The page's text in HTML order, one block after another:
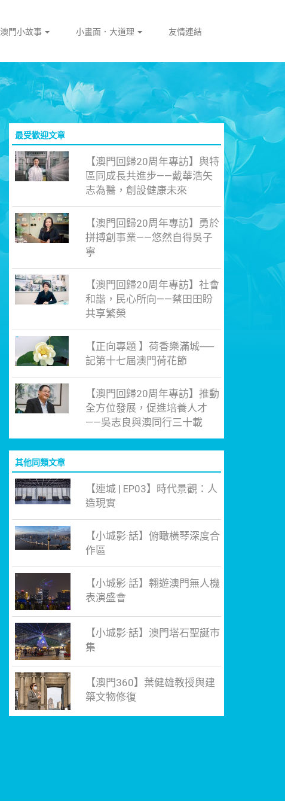
澳門小故事 小畫面．大道理 友情連結
最受歡迎文章
【澳門回歸20周年專訪】與特
區同成長共進步——戴華浩矢
志為醫，創設健康未來
【澳門回歸20周年專訪】勇於
拼搏創事業——悠然自得吳子
寧
【澳門回歸20周年專訪】社會
和諧，民心所向——蔡田田盼
共享繁榮
【正向專題 】荷香樂滿城──
記第十七屆澳門荷花節
【澳門回歸20周年專訪】推動
全方位發展，促進培養人才
——吳志良與澳同行三十載
其他同類文章
【連城 | EP03】時代景觀：人
造現實
【小城影·話】俯瞰橫琴深度合
作區
【小城影·話】翱遊澳門無人機
表演盛會
【小城影·話】澳門塔石聖誕市
集
【澳門360】葉健雄教授與建
築文物修復